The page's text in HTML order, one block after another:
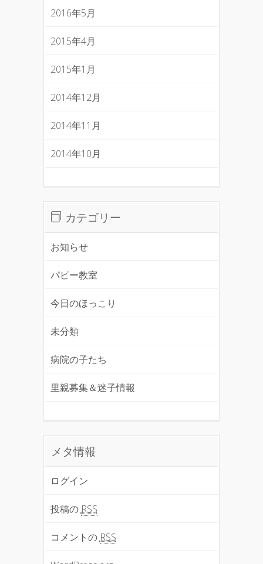
2016年5月
2015年4月
2015年1月
2014年12月
2014年11月
2014年10月
カテゴリー
お知らせ
パピー教室
今日のほっこり
未分類
病院の子たち
里親募集＆迷子情報
メタ情報
ログイン
投稿の RSS
コメントの RSS